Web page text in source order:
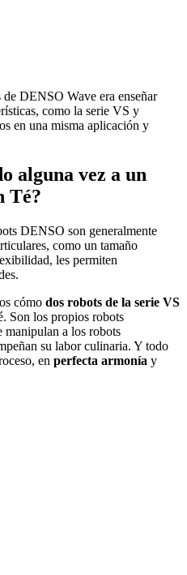
DENSO Wave era enseñar
como la serie VS y
en una misma aplicación y
alguna vez a un
Té?
DENSO son generalmente
como un tamaño
les permiten
cómo dos robots de la serie VS
Son los propios robots
manipulan a los robots
su labor culinaria. Y todo
en perfecta armonía y